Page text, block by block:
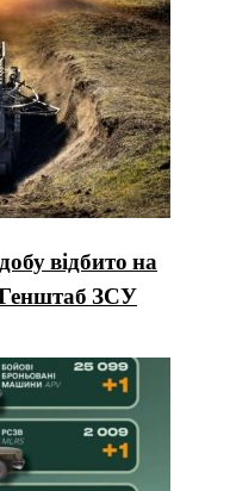
відбито на
ЗСУ